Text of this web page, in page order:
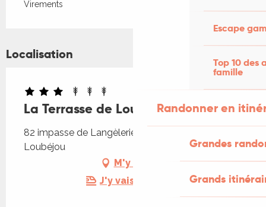
Escape
Top 10 des
famille
Randonner en
Grandes
Grands
Virements
Localisation
La Terrasse de Loubejou
82 impasse de Langèlerie, 46130 Saint-Michel-
Loubéjou
M'y rendre
J'y vais en train !